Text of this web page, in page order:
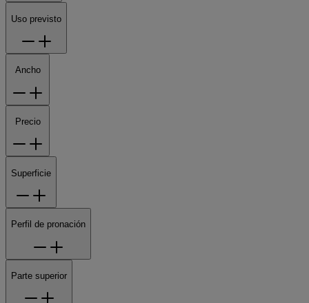
Uso previsto
Ancho
Precio
Superficie
Perfil de pronación
Parte superior